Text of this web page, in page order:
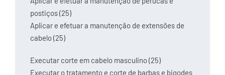
postiços (25)
Aplicar e efetuar a manutenção de extensões de
cabelo (25)
Executar corte em cabelo masculino (25)
Executar o tratamento e corte de barbas e bigodes